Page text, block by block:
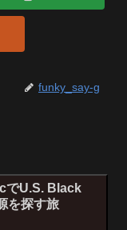
funky_say-g
でU.S. Black
を探す旅